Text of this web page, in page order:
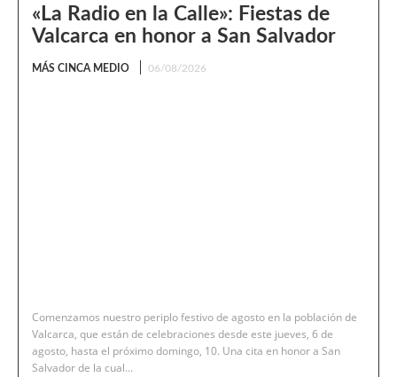
«La Radio en la Calle»: Fiestas de
Valcarca en honor a San Salvador
MÁS CINCA MEDIO 06/08/2026
Comenzamos nuestro periplo festivo de agosto en la población de
Valcarca, que están de celebraciones desde este jueves, 6 de
agosto, hasta el próximo domingo, 10. Una cita en honor a San
Salvador de la cual...